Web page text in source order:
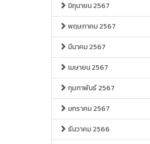
มิถุนายน 2567
พฤษภาคม 2567
มีนาคม 2567
เมษายน 2567
กุมภาพันธ์ 2567
มกราคม 2567
ธันวาคม 2566